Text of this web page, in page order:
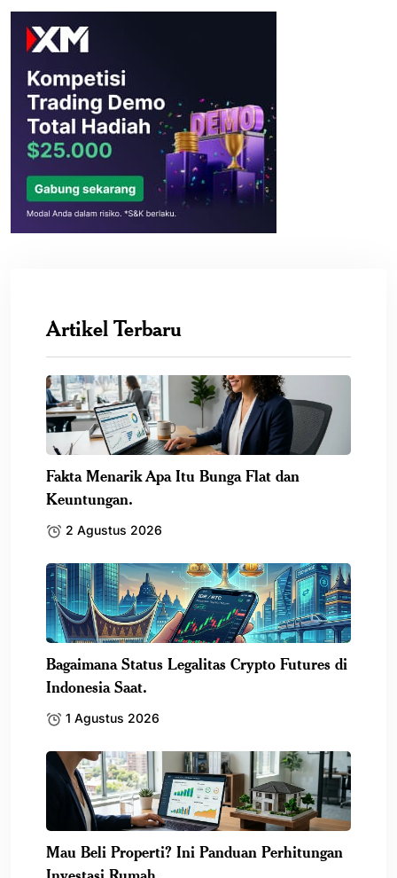
Artikel Terbaru
Fakta Menarik Apa Itu Bunga Flat dan
Keuntungan.
2 Agustus 2026
Bagaimana Status Legalitas Crypto Futures di
Indonesia Saat.
1 Agustus 2026
Mau Beli Properti? Ini Panduan Perhitungan